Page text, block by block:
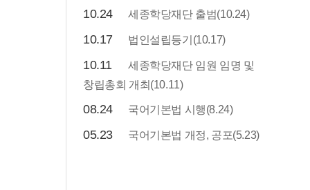
10.24 세종학당재단 출범(10.24)
10.17 법인설립등기(10.17)
10.11
세종학당재단 임원 임명 및
창립총회 개최(10.11)
08.24 국어기본법 시행(8.24)
05.23 국어기본법 개정, 공포(5.23)